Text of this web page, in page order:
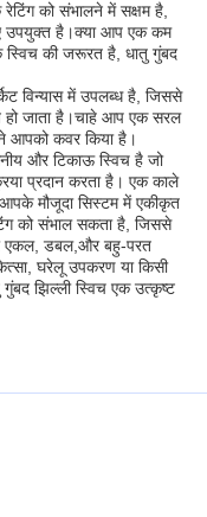
को संभालने में सक्षम है,
उपयुक्त है।क्या आप एक कम
स्विच की जरूरत है, धातु गुंबद
विन्यास में उपलब्ध है, जिससे
जाता है।चाहे आप एक सरल
आपको कवर किया है।
और टिकाऊ स्विच है जो
प्रदान करता है। एक काले
मौजूदा सिस्टम में एकीकृत
को संभाल सकता है, जिससे
एकल, डबल,और बहु-परत
घरेलू उपकरण या किसी
झिल्ली स्विच एक उत्कृष्ट